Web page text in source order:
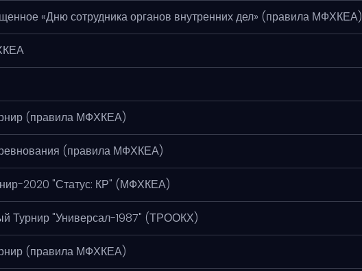
«Дню сотрудника органов внутренних дел» (правила МФХКЕА)
(правила МФХКЕА)
(правила МФХКЕА)
2020 "Статус: КР" (МФХКЕА)
Турнир "Универсал-1987" (ТРООКХ)
(правила МФХКЕА)